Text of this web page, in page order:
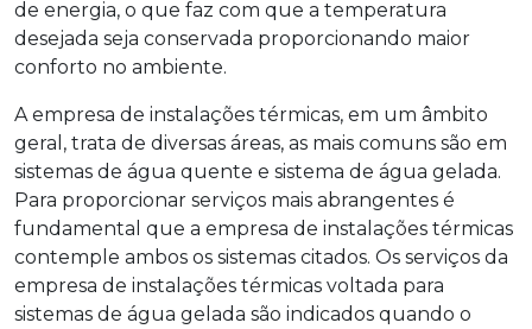
de energia, o que faz com que a temperatura
desejada seja conservada proporcionando maior
conforto no ambiente.
Aempresa de instalações térmicas, em um âmbito
geral, trata de diversas áreas, as mais comuns são em
sistemas de água quente e sistema de água gelada.
Para proporcionar serviços mais abrangentes é
fundamental que a empresa de instalações térmicas
contemple ambos os sistemas citados. Os serviços da
empresa de instalações térmicas voltada para
sistemas de água gelada são indicados quando o